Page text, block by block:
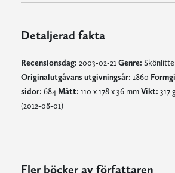
Detaljerad fakta
Recensionsdag: 2003-02-21 Genre:
Originalutgåvans utgivningsår: 1860
sidor: 684 Mått: 110 x 178 x 36 mmVikt: 317
(2012-08-01)
Fler böcker av författaren